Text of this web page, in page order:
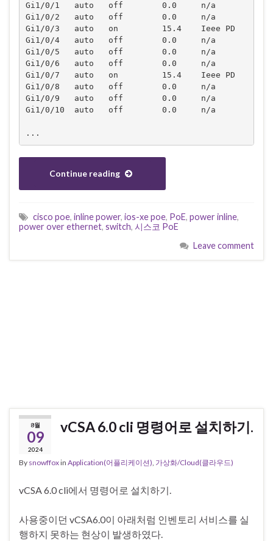
Gi1/0/1   auto   off        0.0     n/a
Gi1/0/2   auto   off        0.0     n/a
Gi1/0/3   auto   on         15.4    Ieee PD
Gi1/0/4   auto   off        0.0     n/a
Gi1/0/5   auto   off        0.0     n/a
Gi1/0/6   auto   off        0.0     n/a
Gi1/0/7   auto   on         15.4    Ieee PD
Gi1/0/8   auto   off        0.0     n/a
Gi1/0/9   auto   off        0.0     n/a
Gi1/0/10  auto   off        0.0     n/a
...
Continue reading
cisco poe, inline power, ios-xe poe, PoE, power inline,
power over ethernet, switch, 시스코 PoE
Leave comment
8월
09
2024
vCSA 6.0 cli 명령어로 설치하기.
By snowffoxin Application(어플리케이션), 가상화/Cloud(클라우드)
vCSA 6.0 cli에서 명령어로 설치하기.
사용중이던 vCSA6.0이 아래처럼 인벤토리 서비스를 실
행하지 못하는 현상이 발생하였다.